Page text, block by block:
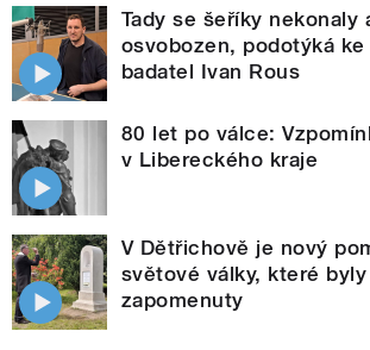
Tady se šeříky nekonaly
osvobozen, podotýká
badatel Ivan Rous
80 let po válce:
v Libereckého kraje
V Dětřichově je nový
světové války, které
zapomenuty